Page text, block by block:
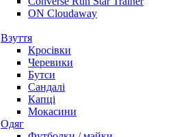
ON Cloudaway
Взуття
Кросівки
Черевики
Бутси
Сандалі
Капці
Мокасини
Одяг